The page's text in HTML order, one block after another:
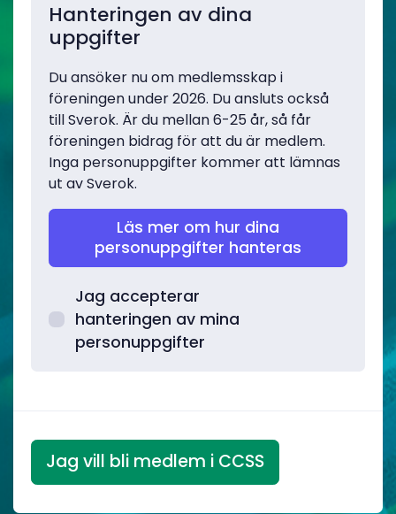
Hanteringen av dina
uppgifter
Du ansöker nu om medlemsskap i
föreningen under 2026. Du ansluts också
till Sverok. Är du mellan 6-25 år, så får
föreningen bidrag för att du är medlem.
Inga personuppgifter kommer att lämnas
ut av Sverok.
Läs mer om hur dina
personuppgifter hanteras
Jag accepterar
hanteringen av mina
personuppgifter